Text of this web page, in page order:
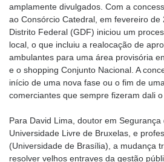
amplamente divulgados. Com a
ao Consórcio Catedral, em fevereiro de
Distrito Federal (GDF) iniciou um
local, o que incluiu a realocação de
ambulantes para uma área provisória
e o shopping Conjunto Nacional. A
início de uma nova fase ou o fim de
comerciantes que sempre fizeram dali
Para David Lima, doutor em Segurança
Universidade Livre de Bruxelas, e
(Universidade de Brasília), a mudança
resolver velhos entraves da gestão